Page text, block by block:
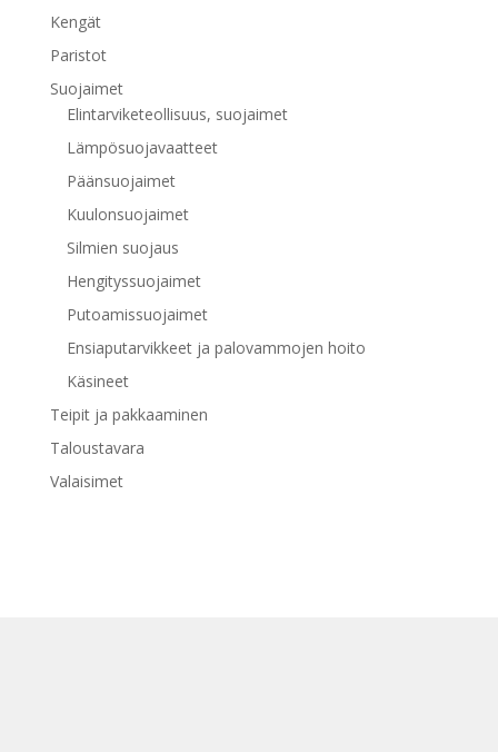
Kengät
Paristot
Suojaimet
Elintarviketeollisuus, suojaimet
Lämpösuojavaatteet
Päänsuojaimet
Kuulonsuojaimet
Silmien suojaus
Hengityssuojaimet
Putoamissuojaimet
Ensiaputarvikkeet ja palovammojen hoito
Käsineet
Teipit ja pakkaaminen
Taloustavara
Valaisimet